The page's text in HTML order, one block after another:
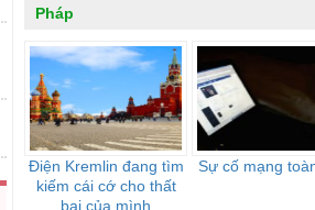
Pháp
Điện Kremlin đang tìm
kiếm cái cớ cho thất
bại của mình
Sự cố mạng